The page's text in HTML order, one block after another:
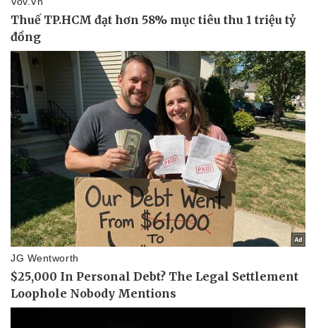
Pháp luật
Vụ án
Tin nóng
Quân sự - Quốc phòng
Vũ khí
Việt Nam